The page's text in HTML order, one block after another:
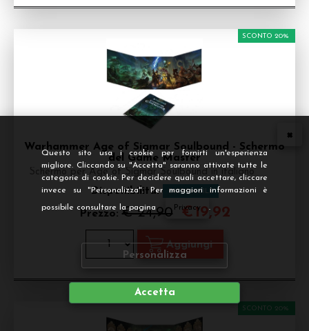
Questo sito usa i cookie per fornirti un'esperienza
migliore. Cliccando su "Accetta" saranno attivate tutte le
categorie di cookie. Per decidere quali accettare, cliccare
invece su "Personalizza". Per maggiori informazioni è
possibile consultare la pagina Privacy .
Personalizza
Accetta
Warhammer Age of Sigmar Soulbound - Schermo
del Game Master
Schermo per Age of Sigmar Soulbound in italiano
Disponibilità: DISPONIBILE
Prezzo: € 24,90
SCONTO 20%
€19,92
SCONTO 20%